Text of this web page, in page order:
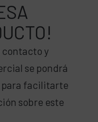
contacto y
se pondrá
facilitarte
sobre este